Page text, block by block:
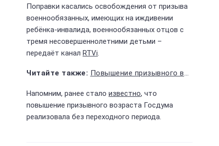
Поправки касались освобождения от призыва
военнообязанных, имеющих на иждивении
ребёнка-инвалида, военнообязанных отцов с
тремя несовершеннолетними детьми –
передаёт канал RTVi.
Повышение призывного возраста Госдума хочет реализовать без переходного периода
Напомним, ранее стало известно, что
повышение призывного возраста Госдума
реализовала без переходного периода.